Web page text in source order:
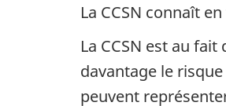
La CCSN connaît
La CCSN est au
davantage le
peuvent